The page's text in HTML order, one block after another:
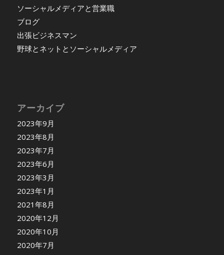
ソーシャルメディアと営業職
ブログ
出張ビジネスマン
野球とネットとソーシャルメディア
アーカイブ
2023年9月
2023年8月
2023年7月
2023年6月
2023年3月
2023年1月
2021年8月
2020年12月
2020年10月
2020年7月